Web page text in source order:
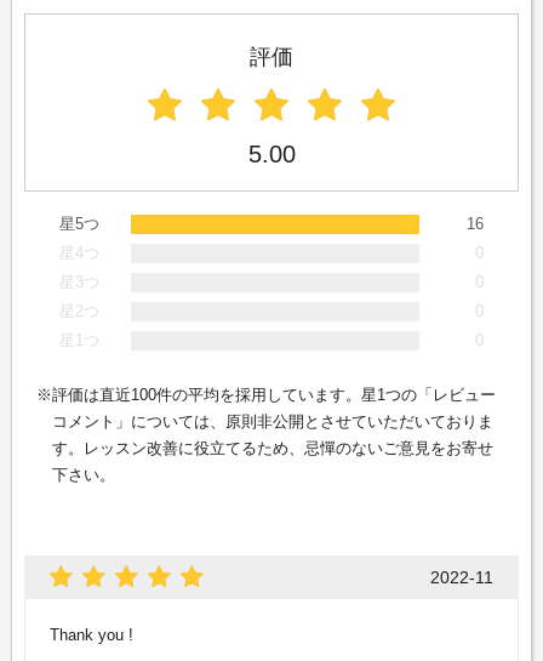
評価
5.00
星5つ
16
星4つ
0
星3つ
0
星2つ
0
星1つ
0
評価は直近100件の平均を採用しています。星1つの「レビュー
コメント」については、原則非公開とさせていただいておりま
す。レッスン改善に役立てるため、忌憚のないご意見をお寄せ
下さい。
2022-11
Thank you !